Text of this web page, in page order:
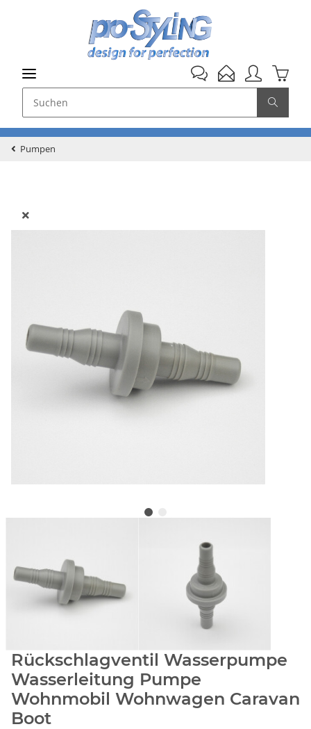
Pumpen
Rückschlagventil Wasserpumpe
Wasserleitung Pumpe
Wohnmobil Wohnwagen Caravan
Boot